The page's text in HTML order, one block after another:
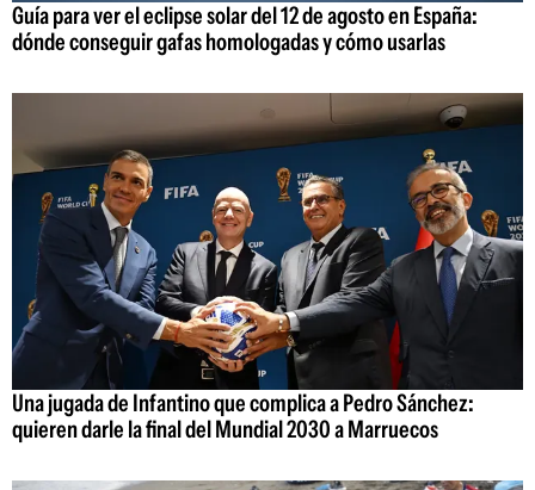
Guía para ver el eclipse solar del 12 de agosto en España:
dónde conseguir gafas homologadas y cómo usarlas
Una jugada de Infantino que complica a Pedro Sánchez:
quieren darle la final del Mundial 2030 a Marruecos